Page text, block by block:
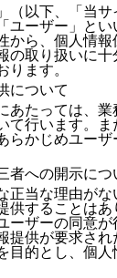
（以下、「当
ユーザー」と
から、個人情報
の取り扱いに
ります。
について
あたっては、業
て行います。ま
らかじめユーザ
者への開示につ
正当な理由が
供することはあ
ーザーの同意が
提供が要求され
目的とし、個